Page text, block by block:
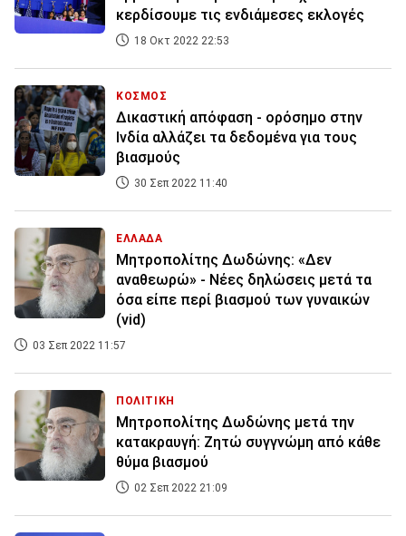
κερδίσουμε τις ενδιάμεσες εκλογές
18 Οκτ 2022 22:53
ΚΟΣΜΟΣ
Δικαστική απόφαση - ορόσημο στην
Ινδία αλλάζει τα δεδομένα για τους
βιασμούς
30 Σεπ 2022 11:40
ΕΛΛΑΔΑ
Μητροπολίτης Δωδώνης: «Δεν
αναθεωρώ» - Νέες δηλώσεις μετά τα
όσα είπε περί βιασμού των γυναικών
(vid)
03 Σεπ 2022 11:57
ΠΟΛΙΤΙΚΗ
Μητροπολίτης Δωδώνης μετά την
κατακραυγή: Ζητώ συγγνώμη από κάθε
θύμα βιασμού
02 Σεπ 2022 21:09